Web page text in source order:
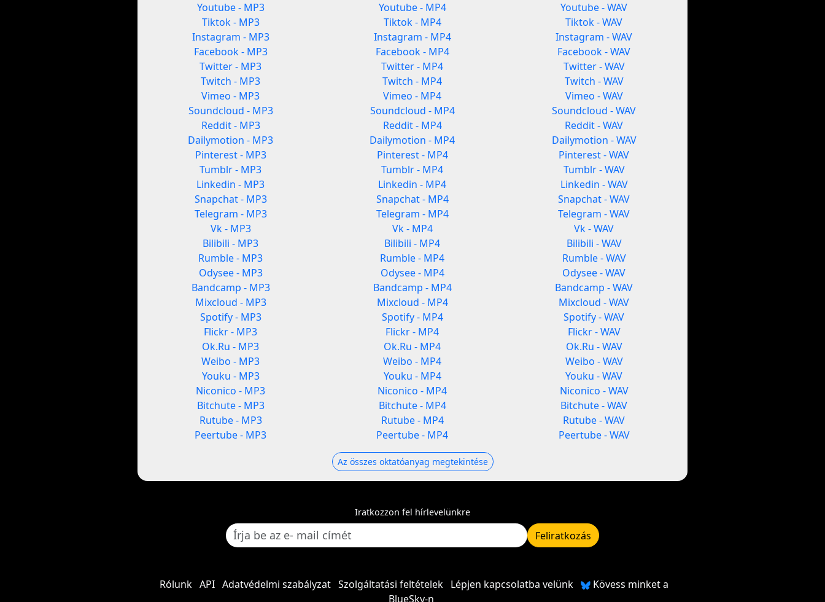
Youtube - MP3
Tiktok - MP3
Instagram - MP3
Facebook - MP3
Twitter - MP3
Twitch - MP3
Vimeo - MP3
Soundcloud - MP3
Reddit - MP3
Dailymotion - MP3
Pinterest - MP3
Tumblr - MP3
Linkedin - MP3
Snapchat - MP3
Telegram - MP3
Vk - MP3
Bilibili - MP3
Rumble - MP3
Odysee - MP3
Bandcamp - MP3
Mixcloud - MP3
Spotify - MP3
Flickr - MP3
Ok.Ru - MP3
Weibo - MP3
Youku - MP3
Niconico - MP3
Bitchute - MP3
Rutube - MP3
Peertube - MP3
Youtube - MP4
Tiktok - MP4
Instagram - MP4
Facebook - MP4
Twitter - MP4
Twitch - MP4
Vimeo - MP4
Soundcloud - MP4
Reddit - MP4
Dailymotion - MP4
Pinterest - MP4
Tumblr - MP4
Linkedin - MP4
Snapchat - MP4
Telegram - MP4
Vk - MP4
Bilibili - MP4
Rumble - MP4
Odysee - MP4
Bandcamp - MP4
Mixcloud - MP4
Spotify - MP4
Flickr - MP4
Ok.Ru - MP4
Weibo - MP4
Youku - MP4
Niconico - MP4
Bitchute - MP4
Rutube - MP4
Peertube - MP4
Youtube - WAV
Tiktok - WAV
Instagram - WAV
Facebook - WAV
Twitter - WAV
Twitch - WAV
Vimeo - WAV
Soundcloud - WAV
Reddit - WAV
Dailymotion - WAV
Pinterest - WAV
Tumblr - WAV
Linkedin - WAV
Snapchat - WAV
Telegram - WAV
Vk - WAV
Bilibili - WAV
Rumble - WAV
Odysee - WAV
Bandcamp - WAV
Mixcloud - WAV
Spotify - WAV
Flickr - WAV
Ok.Ru - WAV
Weibo - WAV
Youku - WAV
Niconico - WAV
Bitchute - WAV
Rutube - WAV
Peertube - WAV
Az összes oktatóanyag megtekintése
Iratkozzon fel hírlevelünkre
Feliratkozás
Rólunk API Adatvédelmi szabályzat Szolgáltatási feltételek Lépjen kapcsolatba velünk
Kövess minket a
BlueSky-n